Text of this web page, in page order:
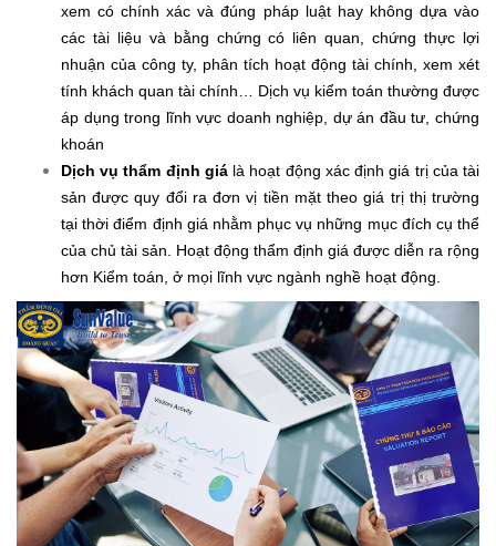
xem có chính xác và đúng pháp luật hay không dựa vào
các tài liệu và bằng chứng có liên quan, chứng thực lợi
nhuận của công ty, phân tích hoạt động tài chính, xem xét
tính khách quan tài chính… Dịch vụ kiểm toán thường được
áp dụng trong lĩnh vực doanh nghiệp, dự án đầu tư, chứng
khoán
Dịch vụ thẩm định giálà hoạt động xác định giá trị của tài
sản được quy đổi ra đơn vị tiền mặt theo giá trị thị trường
tại thời điểm định giá nhằm phục vụ những mục đích cụ thể
của chủ tài sản. Hoạt động thẩm định giá được diễn ra rộng
hơn Kiểm toán, ở mọi lĩnh vực ngành nghề hoạt động.